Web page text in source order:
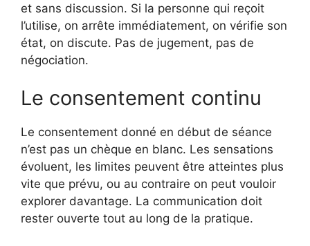
et sans discussion. Si la personne qui reçoit
l’utilise, on arrête immédiatement, on vérifie son
état, on discute. Pas de jugement, pas de
négociation.
Le consentement continu
Le consentement donné en début de séance
n’est pas un chèque en blanc. Les sensations
évoluent, les limites peuvent être atteintes plus
vite que prévu, ou au contraire on peut vouloir
explorer davantage. La communication doit
rester ouverte tout au long de la pratique.